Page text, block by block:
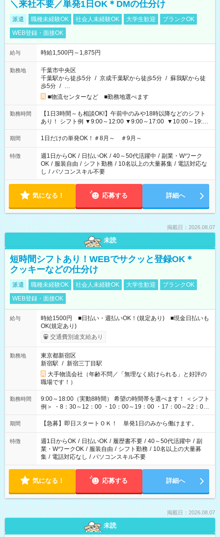
＼来社不要／単発1日OK＊DMの仕分け
派遣 職種未経験OK 社会人未経験OK 大学生歓迎
ブランクOK
WEB登録・面接OK
給与 時給1,500円～1,875円
勤務地
千葉市中央区
千葉駅から徒歩5分 / 京成千葉駅から徒歩5分 / 蘇我駅から徒
歩5分 / …
■物流センターなど ■勤務地選べます
勤務時間
【1日3時間～も相談OK!】午前中のみや18時以降などのシフト
あり！ シフト例 ▼9:00～12:00 ▼9:00～17:00 ▼10:00～19:00
▼18:00～21:00
期間 1日だけの単発OK！＃8月～ ＃9月～
特徴 週1日からOK / 日払いOK / 40～50代活躍中 / 副業・Wワーク
OK / 服装自由 / シフト勤務 / 10名以上の大量募集 / 電話対応な
し / パソコンスキル不要
気になる！ 応募する 詳細へ
掲載日：2026.08.07
未読
短時間シフトあり！WEBでサクッと登録OK＊
クッキーなどの仕分け
派遣 職種未経験OK 社会人未経験OK 大学生歓迎
ブランクOK
WEB登録・面接OK
給与
時給1500円 ■日払い・週払いOK！(規定あり) ■現金日払いも
OK(規定あり)
交通費別途支給あり
勤務地
東京都新宿区
新宿駅 / 新宿三丁目駅
大手物流会社（年齢不問／「無理なく続けられる」と好評の
職場です！）
勤務時間
9:00～18:00（実動8時間） 希望の時間帯を選べます！ ＜シフト
例＞ ・8：30～12：00 ・10：00～19：00 ・17：00～22：00
・13：00～22：00 ・22：00～翌6：00 など
期間 【急募】即日スタートＯＫ！ 単発1日のみから働けます。
特徴 週1日からOK / 日払いOK / 履歴書不要 / 40～50代活躍中 / 副
業・WワークOK / 服装自由 / シフト勤務 / 10名以上の大量募
集 / 電話対応なし / パソコンスキル不要
気になる！ 応募する 詳細へ
掲載日：2026.08.07
未読